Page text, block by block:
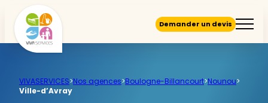
Demander un devis
VIVASERVICES>Nos agences>Boulogne-Billancourt>Nounou>
Ville-d’Avray